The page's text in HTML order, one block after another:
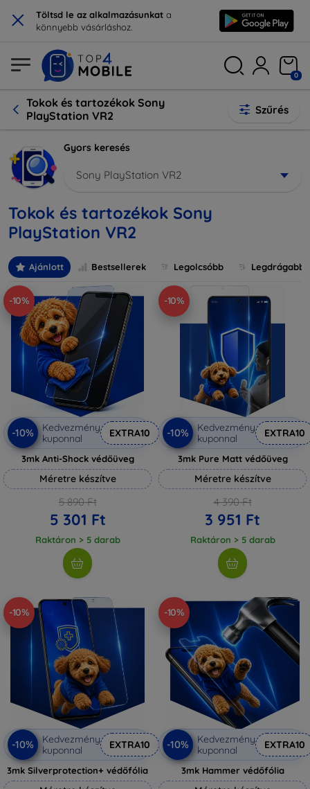
× Töltsd le az alkalmazásunkat a
könnyebb vásárláshoz.
0
Tokok és tartozékok Sony
PlayStation VR2
Szűrés
Gyors keresés
Sony PlayStation VR2
Tokok és tartozékok Sony
PlayStation VR2
Ajánlott Bestsellerek Legolcsóbb Legdrágabb
-10%
-10%
Kedvezmény
kuponnal
EXTRA10
3mk Anti-Shock védőüveg
Méretre készítve
5 890 Ft
5 301 Ft
Raktáron > 5 darab
-10%
-10%
Kedvezmény
kuponnal
EXTRA10
3mk Pure Matt védőüveg
Méretre készítve
4 390 Ft
3 951 Ft
Raktáron > 5 darab
-10%
-10%
Kedvezmény
kuponnal
EXTRA10
3mk Silverprotection+ védőfólia
-10%
-10%
Kedvezmény
kuponnal
EXTRA10
3mk Hammer védőfólia